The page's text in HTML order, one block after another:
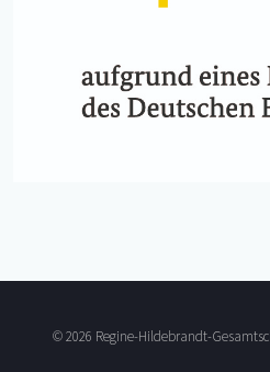
© 2026 Regine-Hildebrandt-